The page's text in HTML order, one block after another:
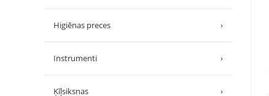
Higiēnas preces ›
Instrumenti ›
Ķīļsiksnas ›